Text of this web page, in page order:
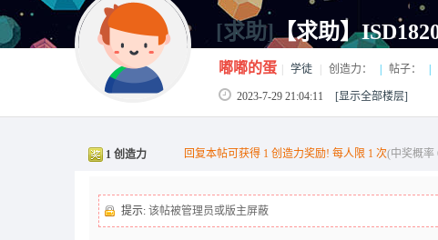
[求助]【求助】
嘟嘟的蛋 学徒 创造力： 帖子：
2023-7-29 21:04:11 [显示全部楼层]
1 创造力 回复本帖可获得 1 创造力奖励! 每人限 1 次(中奖概率
提示: 该帖被管理员或版主屏蔽